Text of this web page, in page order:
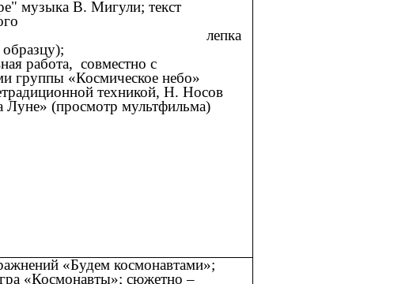
музыка В. Мигули; текст
(по образцу);
работа, совместно с
группы «Космическое небо»
техникой, Н. Носов
Луне» (просмотр мультфильма)
«Будем космонавтами»;
«Космонавты»; сюжетно –